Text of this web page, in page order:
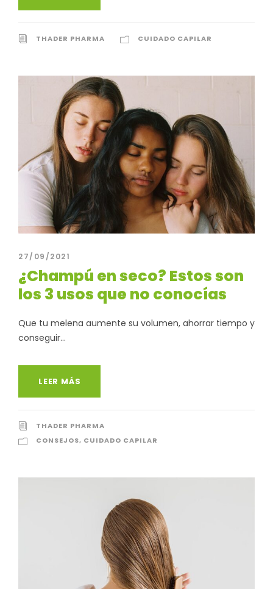
THADER PHARMA CUIDADO CAPILAR
27/09/2021
¿Champú en seco? Estos son
los 3 usos que no conocías
Que tu melena aumente su volumen, ahorrar tiempo y
conseguir...
LEER MÁS
THADER PHARMA
CONSEJOS, CUIDADO CAPILAR